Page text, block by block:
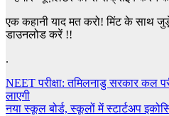
एक कहानी याद मत करो! मिंट के साथ
डाउनलोड करें !!
.
Post
navigation
NEET परीक्षा: तमिलनाडु सरकार कल
लाएगी
नया स्कूल बोर्ड, स्कूलों में स्टार्टअप